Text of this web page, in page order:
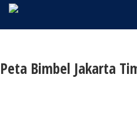
Peta Bimbel Jakarta